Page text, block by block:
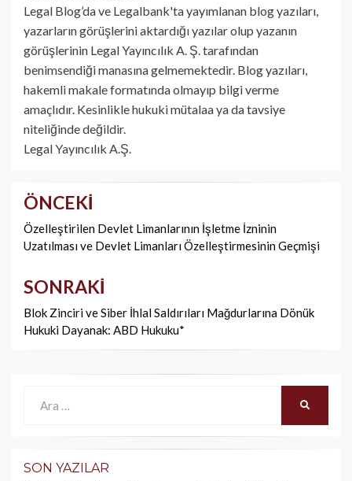
Legal Blog’da ve Legalbank'ta yayımlanan blog yazıları,
yazarların görüşlerini aktardığı yazılar olup yazanın
görüşlerinin Legal Yayıncılık A. Ş. tarafından
benimsendiği manasına gelmemektedir. Blog yazıları,
hakemli makale formatında olmayıp bilgi verme
amaçlıdır. Kesinlikle hukuki mütalaa ya da tavsiye
niteliğinde değildir.
Legal Yayıncılık A.Ş.
Yazı
dolaşımı
ÖNCEKI
Özelleştirilen Devlet Limanlarının İşletme İzninin
Uzatılması ve Devlet Limanları Özelleştirmesinin Geçmişi
SONRAKI
Blok Zinciri ve Siber İhlal Saldırıları Mağdurlarına Dönük
Hukuki Dayanak: ABD Hukuku*
SON YAZILAR